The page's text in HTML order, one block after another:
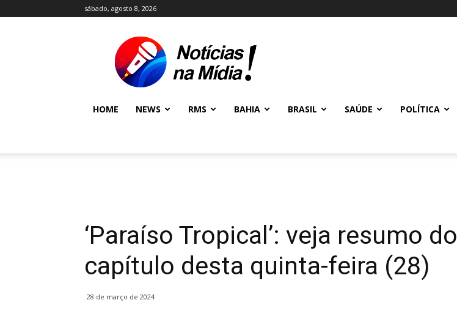
sábado, agosto 8, 2026
NOTÍCIAS
NA
MÍDIA
NEWS
HOME NEWS RMS BAHIA BRASIL SAÚDE POLÍTICA
‘Paraíso Tropical’: veja resumo do
capítulo desta quinta-feira (28)
28 de março de 2024